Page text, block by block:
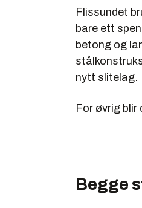
Flissundet
bare ett
betong og
nytt slitelag.
For øvrig blir
Begge